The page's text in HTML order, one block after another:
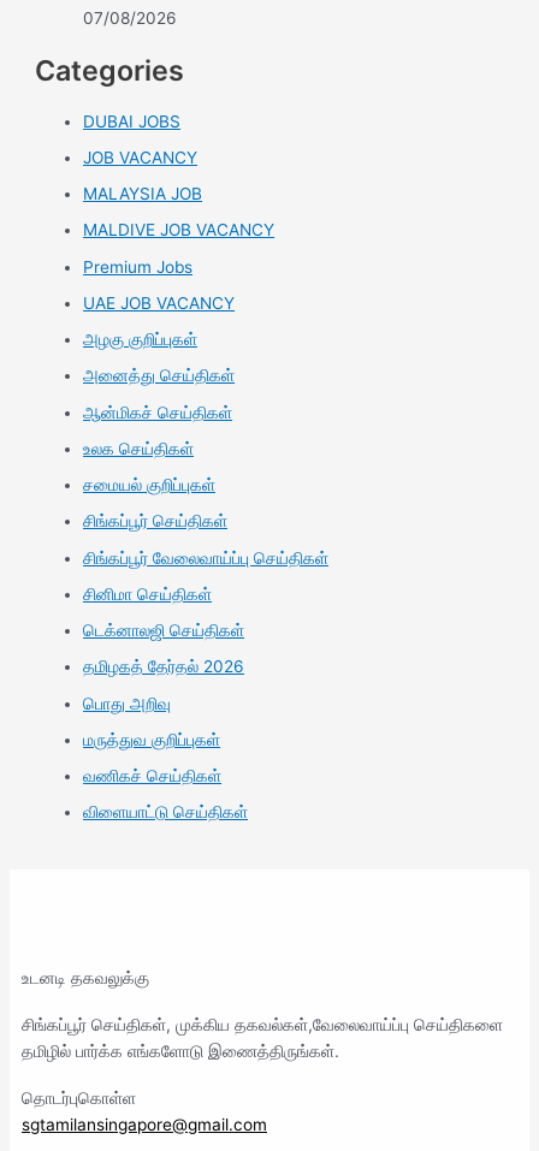
07/08/2026
Categories
DUBAI JOBS
JOB VACANCY
MALAYSIA JOB
MALDIVE JOB VACANCY
Premium Jobs
UAE JOB VACANCY
அழகு குறிப்புகள்
அனைத்து செய்திகள்
ஆன்மிகச் செய்திகள்
உலக செய்திகள்
சமையல் குறிப்புகள்
சிங்கப்பூர் செய்திகள்
சிங்கப்பூர் வேலைவாய்ப்பு செய்திகள்
சினிமா செய்திகள்
டெக்னாலஜி செய்திகள்
தமிழகத் தேர்தல் 2026
பொது அறிவு
மருத்துவ குறிப்புகள்
வணிகச் செய்திகள்
விளையாட்டு செய்திகள்
உடனடி தகவலுக்கு
சிங்கப்பூர் செய்திகள், முக்கிய தகவல்கள்,வேலைவாய்ப்பு செய்திகளை
தமிழில் பார்க்க எங்களோடு இணைத்திருங்கள்.
தொடர்புகொள்ள
sgtamilansingapore@gmail.com